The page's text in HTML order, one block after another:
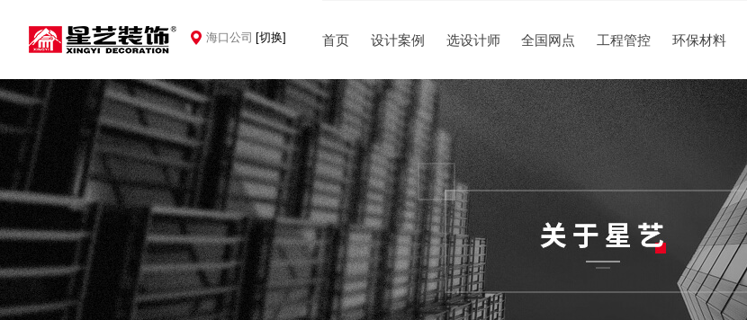
海口公司 [切换] 首页 设计案例 选设计师 全国网点 工程管控 环保材料